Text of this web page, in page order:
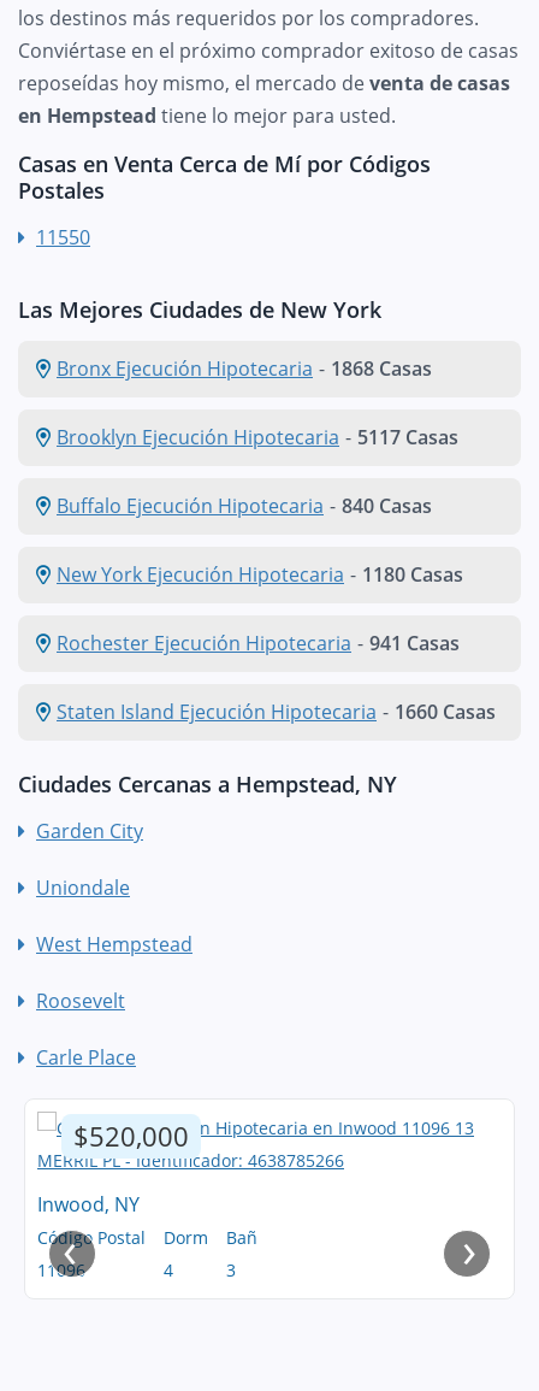
los destinos más requeridos por los compradores.
Conviértase en el próximo comprador exitoso de casas
reposeídas hoy mismo, el mercado deventa de casas
en Hempstead tiene lo mejor para usted.
Casas en Venta Cerca de Mí por Códigos
Postales
11550
Las Mejores Ciudades de New York
Bronx Ejecución Hipotecaria - 1868 Casas
Brooklyn Ejecución Hipotecaria - 5117 Casas
Buffalo Ejecución Hipotecaria - 840 Casas
New York Ejecución Hipotecaria - 1180 Casas
Rochester Ejecución Hipotecaria - 941 Casas
Staten Island Ejecución Hipotecaria - 1660 Casas
Ciudades Cercanas a Hempstead, NY
Garden City
Uniondale
West Hempstead
Roosevelt
Carle Place
$520,000
Inwood, NY
Código Postal
11096
Dorm
4
Bañ
3
‹ ›